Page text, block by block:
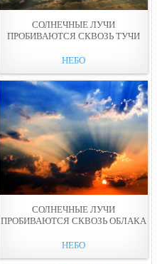
СОЛНЕЧНЫЕ ЛУЧИ
ПРОБИВАЮТСЯ СКВОЗЬ ТУЧИ
НЕБО
СОЛНЕЧНЫЕ ЛУЧИ
ПРОБИВАЮТСЯ СКВОЗЬ ОБЛАКА
НЕБО